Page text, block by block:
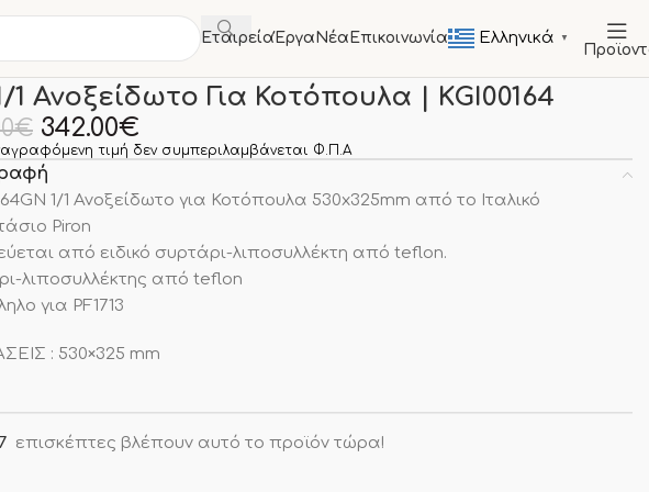
Εταιρεία Έργα Νέα Επικοινωνία Ελληνικά ▼
1 Ανοξείδωτο Για Κοτόπουλα | KGI00164
€ 342.00€
τιμή δεν συμπεριλαμβάνεται Φ.Π.Α
1/1 Ανοξείδωτο για Κοτόπουλα 530x325mm από το Ιταλικό
Piron
από ειδικό συρτάρι-λιποσυλλέκτη από teflon.
λιποσυλλέκτης από teflon
για PF1713
: 530×325 mm
επισκέπτες βλέπουν αυτό το προϊόν τώρα!